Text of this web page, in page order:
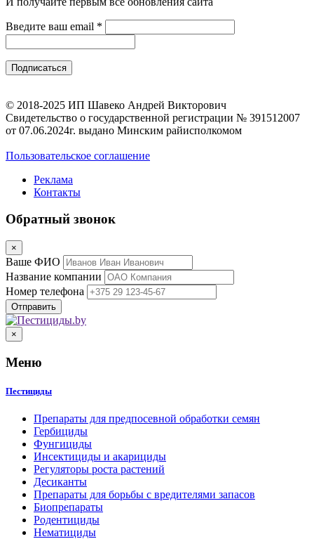
Введите ваш email *
© 2018-2025 ИП Шавеко Андрей Викторович
Свидетельство о государственной регистрации № 391512007
от 07.06.2024г. выдано Минским райисполкомом
Пользовательское соглашение
Реклама
Контакты
Обратный звонок
×
Ваше ФИО
Название компании
Номер телефона
×
Меню
Пестициды
Препараты для предпосевной обработки семян
Гербициды
Фунгициды
Инсектициды и акарициды
Регуляторы роста растений
Десиканты
Препараты для борьбы с вредителями запасов
Биопрепараты
Родентициды
Нематициды